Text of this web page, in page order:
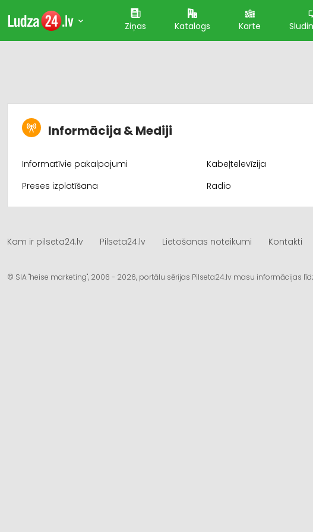
Ziņas Katalogs Karte
Informācija & Mediji
Informatīvie pakalpojumi Kabeļtelevīzija
Preses izplatīšana
Radio
Kam ir pilseta24.lv Pilseta24.lv Lietošanas noteikumi Kontakti
© SIA "heise marketing", 2006 - 2026, portālu sērijas Pilseta24.lv masu informācijas